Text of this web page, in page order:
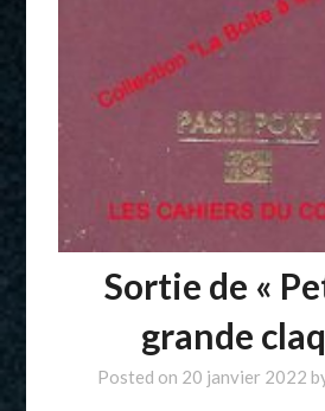
Sortie de «
grande
Posted on 20 janvier 2022